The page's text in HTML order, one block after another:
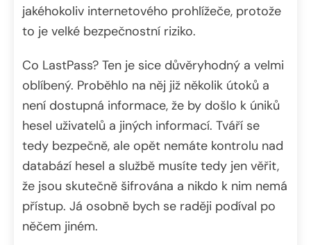
jakéhokoliv internetového prohlížeče, protože
to je velké bezpečnostní riziko.
Co LastPass? Ten je sice důvěryhodný a velmi
oblíbený. Proběhlo na něj již několik útoků a
není dostupná informace, že by došlo k úniků
hesel uživatelů a jiných informací. Tváří se
tedy bezpečně, ale opět nemáte kontrolu nad
databází hesel a službě musíte tedy jen věřit,
že jsou skutečně šifrována a nikdo k nim nemá
přístup. Já osobně bych se raději podíval po
něčem jiném.